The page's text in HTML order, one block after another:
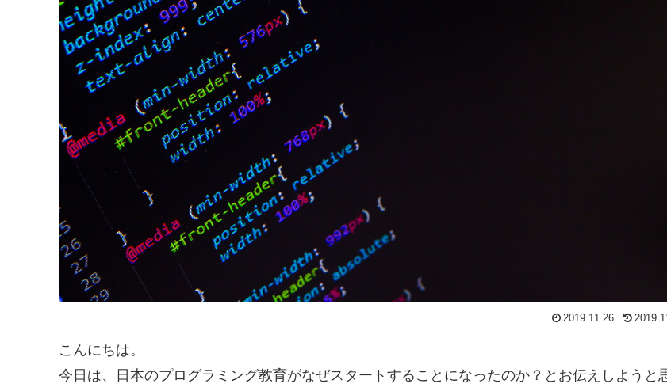
2019.11.26
こんにちは。
今日は、日本のプログラミング教育がなぜスタートすることになったのか？とお伝えしようと